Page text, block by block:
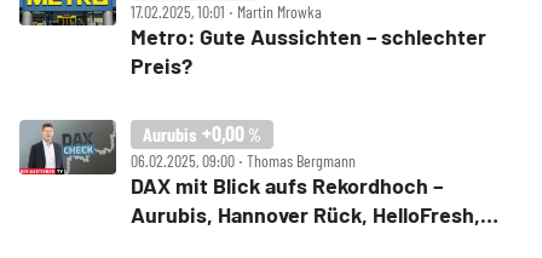
17.02.2025, 10:01 ‧ Martin Mrowka
Metro: Gute Aussichten – schlechter
Preis?
Aurubis +0,00 %
06.02.2025, 09:00 ‧ Thomas Bergmann
DAX mit Blick aufs Rekordhoch –
Aurubis, Hannover Rück, HelloFresh,